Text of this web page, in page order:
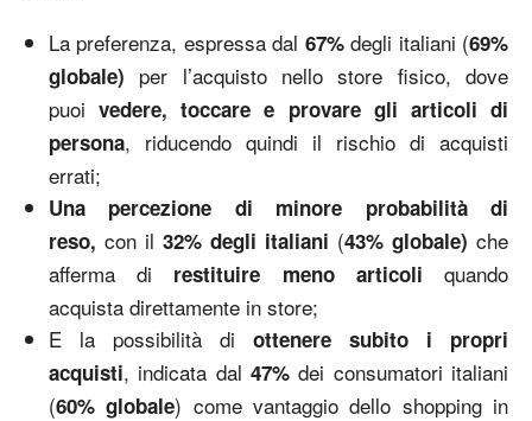
La preferenza, espressa dal 67%degli italiani (69%
globale) per l’acquisto nello store fisico, dove
puoivedere, toccare e provare gli articoli di
persona, riducendo quindi il rischio di acquisti
errati;
Una percezione di minore probabilità di
reso, con il 32% degli italiani (43% globale) che
afferma di restituire meno articoli quando
acquista direttamente in store;
E la possibilità di ottenere subito i propri
acquisti, indicata dal 47% dei consumatori italiani
(60% globale) come vantaggio dello shopping in